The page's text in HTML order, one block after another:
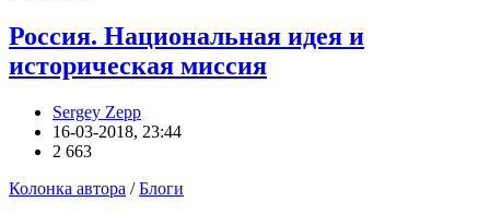
Россия. Национальная идея и
историческая миссия
Sergey Zepp
16-03-2018, 23:44
2 663
Колонка автора /Блоги